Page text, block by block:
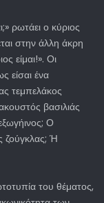
ρωτάει ο κύριος
στην άλλη άκρη
είμαι!». Οι
είσαι ένα
τεμπελάκος
βασιλιάς
Ο
ζούγκλας; Ή
του θέματος,